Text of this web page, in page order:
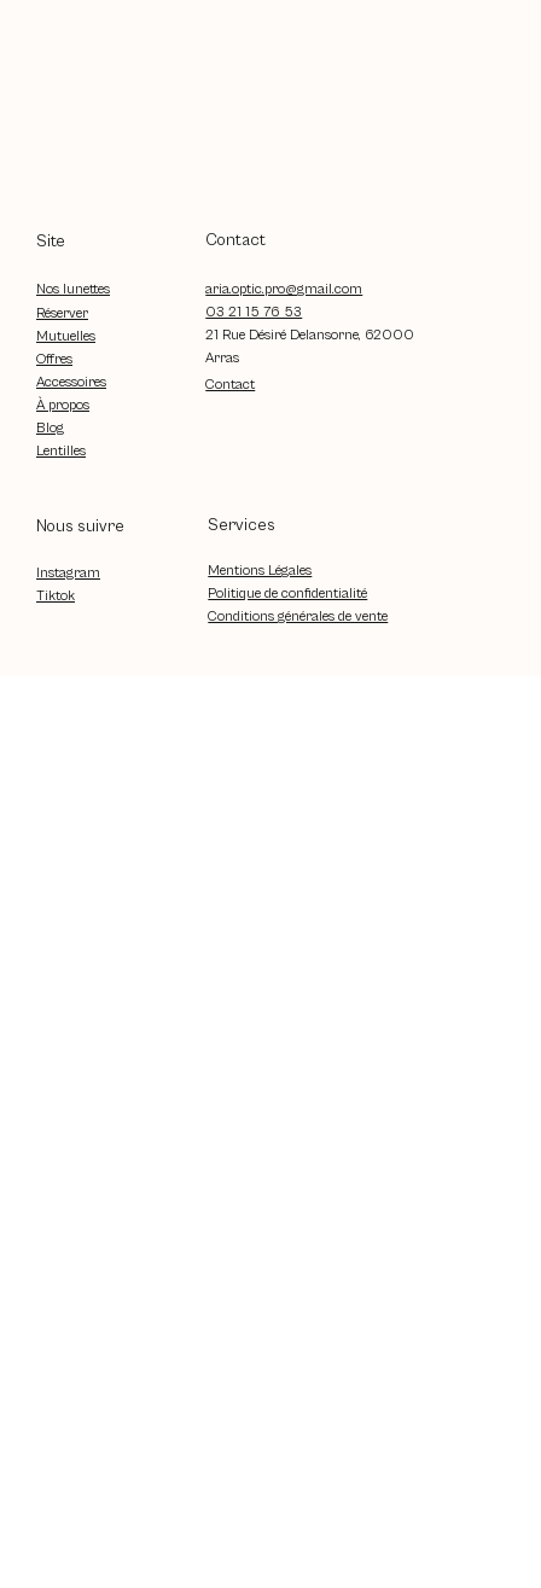
Site
Nos lunettes
Réserver
Mutuelles
Offres
Accessoires
À propos
Blog
Lentilles
Contact
Contact
aria.optic.pro@gmail.com
03 21 15 76 53
21 Rue Désiré Delansorne, 62000
Arras
Nous suivre
Instagram
Tiktok
Services
Mentions Légales
Politique de confidentialité
Conditions générales de vente